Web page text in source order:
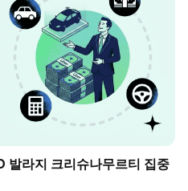
발라지 크리슈나무르티 집중